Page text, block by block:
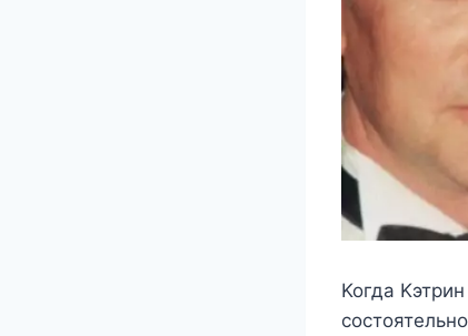
Koгда